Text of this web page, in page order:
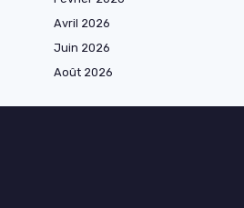
Avril 2026
Juin 2026
Août 2026